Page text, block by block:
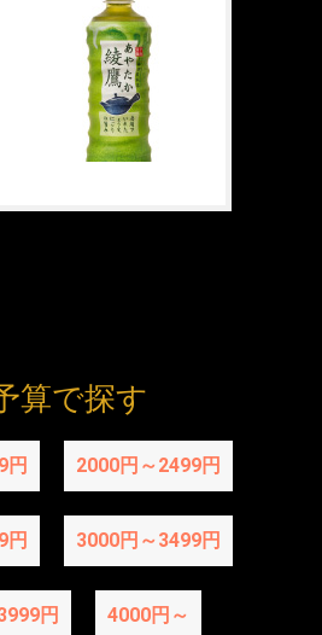
算で探す
円 2000円～2499円
円 3000円～3499円
円 4000円～